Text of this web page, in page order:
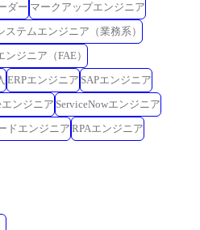
ダー マークアップエンジニア
ステムエンジニア（業務系）
ジニア（FAE）
ERPエンジニア SAPエンジニア
エンジニア ServiceNowエンジニア
ドエンジニア RPAエンジニア